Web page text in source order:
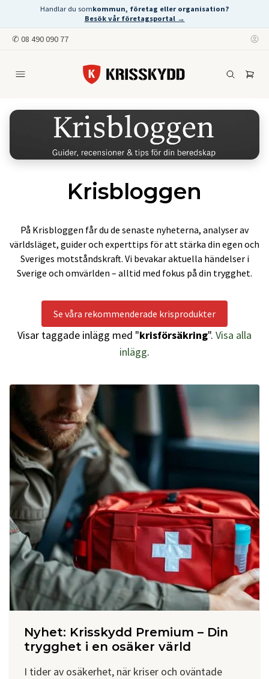
Handlar du somkommun, företag eller organisation?
Besök vår företagsportal →
✆ 08 490 090 77
Krisbloggen
På Krisbloggen får du de senaste nyheterna, analyser av
världsläget, guider och experttips för att stärka din egen och
Sveriges motståndskraft. Vi bevakar aktuella händelser i
Sverige och omvärlden – alltid med fokus på din trygghet.
Se våra rekommenderade krisprodukter
Visar taggade inlägg med "krisförsäkring". Visa alla
inlägg.
Nyhet: Krisskydd Premium – Din
trygghet i en osäker värld
I tider av osäkerhet, när kriser och oväntade